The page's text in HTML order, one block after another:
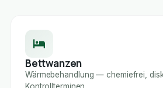
Bettwanzen
Wärmebehandlung — chemiefrei,